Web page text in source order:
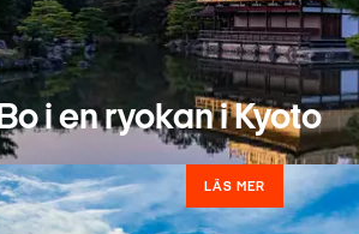
Bo i en ryokan i Kyoto
LÄS MER